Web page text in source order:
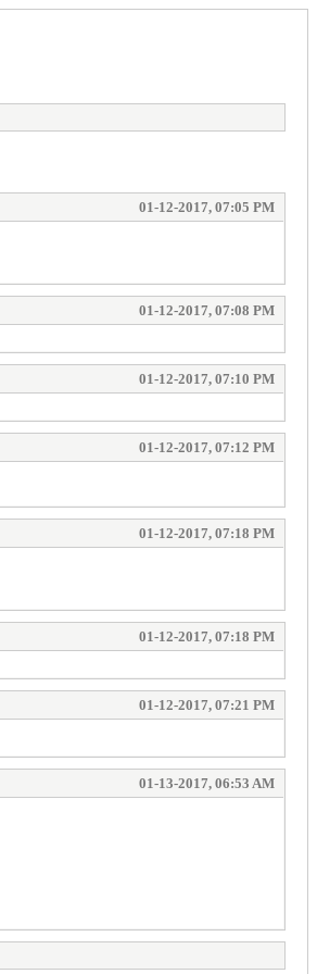
01-12-2017, 07:05 PM
01-12-2017, 07:08 PM
01-12-2017, 07:10 PM
01-12-2017, 07:12 PM
01-12-2017, 07:18 PM
01-12-2017, 07:18 PM
01-12-2017, 07:21 PM
01-13-2017, 06:53 AM